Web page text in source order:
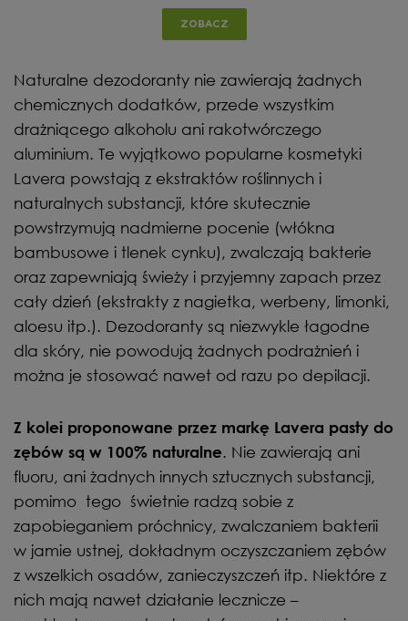
ZOBACZ
Naturalne dezodoranty nie zawierają żadnych
chemicznych dodatków, przede wszystkim
drażniącego alkoholu ani rakotwórczego
aluminium. Te wyjątkowo popularne kosmetyki
Lavera powstają z ekstraktów roślinnych i
naturalnych substancji, które skutecznie
powstrzymują nadmierne pocenie (włókna
bambusowe i tlenek cynku), zwalczają bakterie
oraz zapewniają świeży i przyjemny zapach przez
cały dzień (ekstrakty z nagietka, werbeny, limonki,
aloesu itp.). Dezodoranty są niezwykle łagodne
dla skóry, nie powodują żadnych podrażnień i
można je stosować nawet od razu po depilacji.
Z kolei proponowane przez markę Lavera pasty do
zębów są w 100% naturalne. Nie zawierają ani
fluoru, ani żadnych innych sztucznych substancji,
pomimo tego świetnie radzą sobie z
zapobieganiem próchnicy, zwalczaniem bakterii
w jamie ustnej, dokładnym oczyszczaniem zębów
z wszelkich osadów, zanieczyszczeń itp. Niektóre z
nich mają nawet działanie lecznicze –